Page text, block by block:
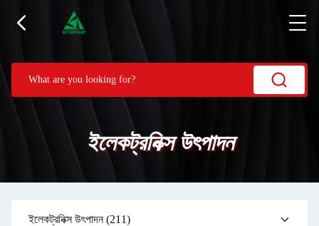
ইলেকট্রনিক্স উৎপাদন
ইলেকট্রনিক্স উৎপাদন(211)